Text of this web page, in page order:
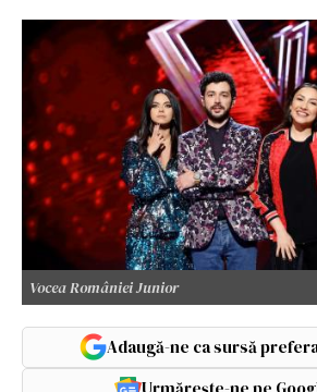
Vocea României Junior
Adaugă-ne ca sursă